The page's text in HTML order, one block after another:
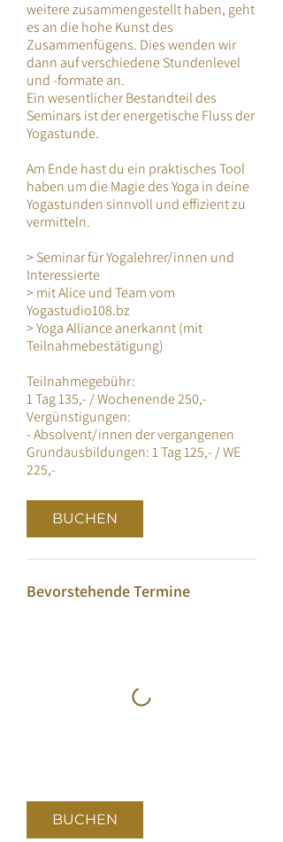
weitere zusammengestellt haben, geht
es an die hohe Kunst des
Zusammenfügens. Dies wenden wir
dann auf verschiedene Stundenlevel
und -formate an.
Ein wesentlicher Bestandteil des
Seminars ist der energetische Fluss der
Yogastunde.
Am Ende hast du ein praktisches Tool
haben um die Magie des Yoga in deine
Yogastunden sinnvoll und effizient zu
vermitteln.
> Seminar für Yogalehrer/innen und
Interessierte
> mit Alice und Team vom
Yogastudio108.bz
> Yoga Alliance anerkannt (mit
Teilnahmebestätigung)
Teilnahmegebühr:
1 Tag 135,- / Wochenende 250,-
Vergünstigungen:
- Absolvent/innen der vergangenen
Grundausbildungen: 1 Tag 125,- / WE
BUCHEN
Bevorstehende Termine
BUCHEN